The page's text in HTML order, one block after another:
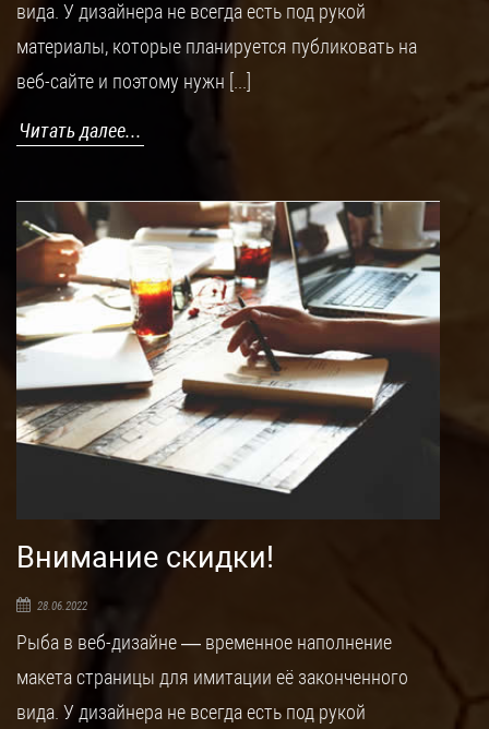
вида. У дизайнера не всегда есть под рукой
материалы, которые планируется публиковать на
веб-сайте и поэтому нужн [...]
Читать далее...
Внимание скидки!
28.06.2022
Рыба в веб-дизайне — временное наполнение
макета страницы для имитации её законченного
вида. У дизайнера не всегда есть под рукой